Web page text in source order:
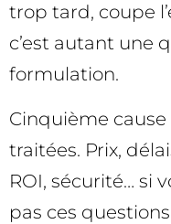
trop tard, coupe
c’est autant une
formulation.
Cinquième
traitées. Prix,
ROI, sécurité… si
pas ces